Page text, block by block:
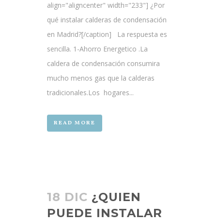
align="aligncenter" width="233"] ¿Por
qué instalar calderas de condensación
en Madrid?[/caption] La respuesta es
sencilla. 1-Ahorro Energetico .La
caldera de condensación consumira
mucho menos gas que la calderas
tradicionales.Los hogares...
READ MORE
18 DIC ¿QUIEN
PUEDE INSTALAR